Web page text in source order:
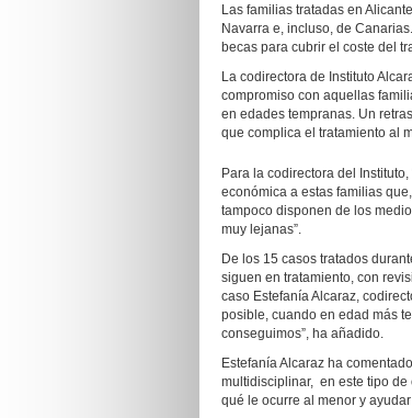
Las familias tratadas en
Navarra e, incluso, de
becas para cubrir el coste del
La codirectora de Instituto
compromiso con aquellas
en edades tempranas. Un
que complica el tratamiento al
Para la codirectora del
económica a estas familias
tampoco disponen de los
muy lejanas”.
De los 15 casos tratados
siguen en tratamiento, con
caso Estefanía Alcaraz,
posible, cuando en edad más
conseguimos”, ha añadido.
Estefanía Alcaraz ha
multidisciplinar, en este tipo de
qué le ocurre al menor y